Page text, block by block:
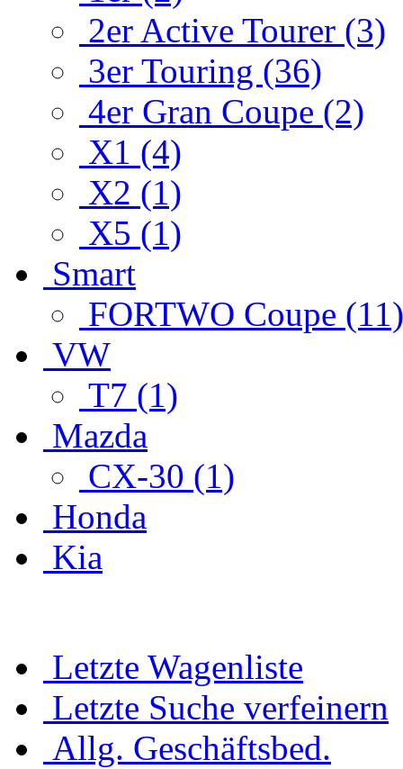
2er Active Tourer (3)
3er Touring (36)
4er Gran Coupe (2)
X1 (4)
X2 (1)
X5 (1)
Smart
FORTWO Coupe (11)
VW
T7 (1)
Mazda
CX-30 (1)
Honda
Kia
Letzte Wagenliste
Letzte Suche verfeinern
Allg. Geschäftsbed.